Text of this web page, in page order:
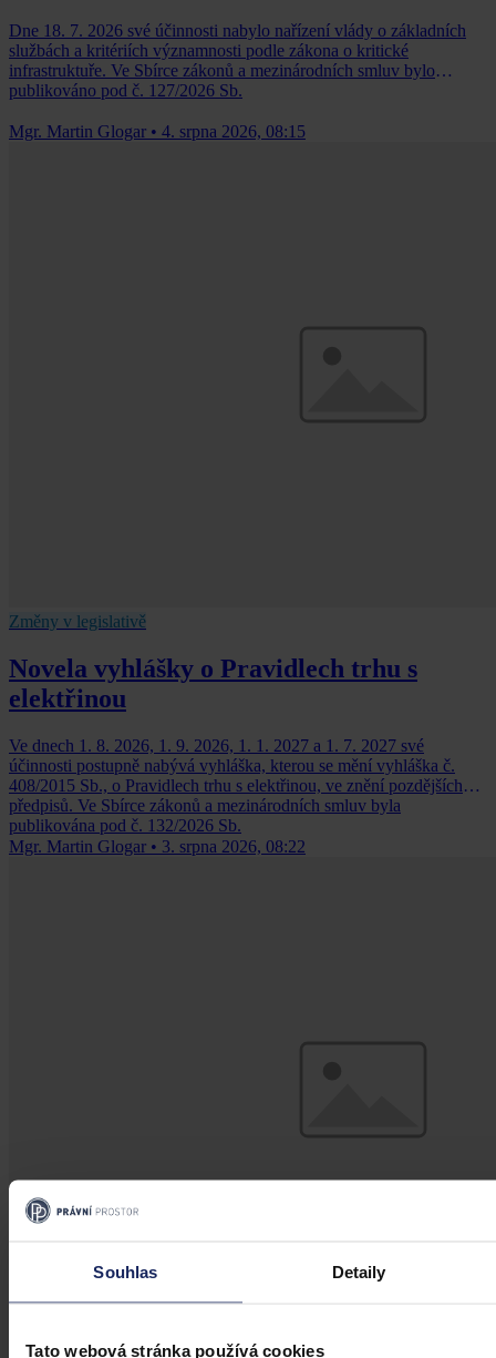
Souhlas Detaily
Tato webová stránka používá cookies
Dne 18. 7. 2026 své účinnosti nabylo nařízení vlády o základních
službách a kritériích významnosti podle zákona o kritické
infrastruktuře. Ve Sbírce zákonů a mezinárodních smluv bylo
publikováno pod č. 127/2026 Sb.
Mgr. Martin Glogar • 4. srpna 2026, 08:15
Změny v legislativě
Novela vyhlášky o Pravidlech trhu s
elektřinou
Ve dnech 1. 8. 2026, 1. 9. 2026, 1. 1. 2027 a 1. 7. 2027 své
účinnosti postupně nabývá vyhláška, kterou se mění vyhláška č.
408/2015 Sb., o Pravidlech trhu s elektřinou, ve znění pozdějších
předpisů. Ve Sbírce zákonů a mezinárodních smluv byla
publikována pod č. 132/2026 Sb.
Mgr. Martin Glogar • 3. srpna 2026, 08:22